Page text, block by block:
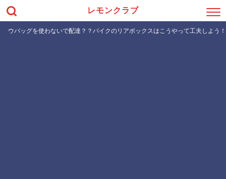
レモンクラブ
ウバッグを使わないで配達？？バイクのリアボックスはこうやって工夫しよう